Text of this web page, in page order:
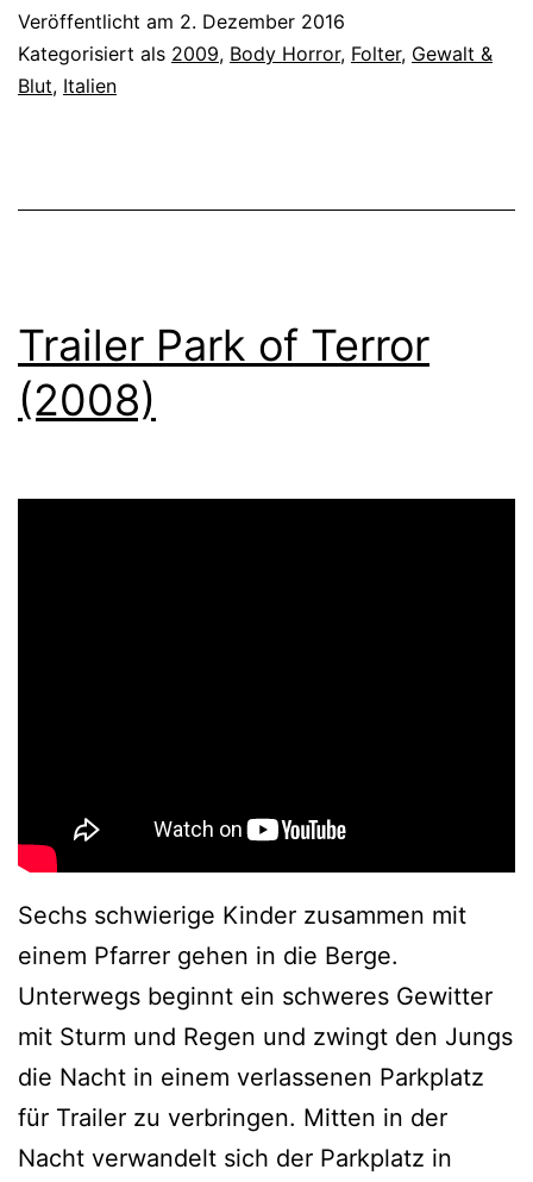
des
Veröffentlicht am 2. Dezember 2016
Kategorisiert als 2009, Body Horror, Folter, Gewalt &
Blut, Italien
Trailer Park of Terror
(2008)
Sechs schwierige Kinder zusammen mit
einem Pfarrer gehen in die Berge.
Unterwegs beginnt ein schweres Gewitter
mit Sturm und Regen und zwingt den Jungs
die Nacht in einem verlassenen Parkplatz
für Trailer zu verbringen. Mitten in der
Nacht verwandelt sich der Parkplatz in